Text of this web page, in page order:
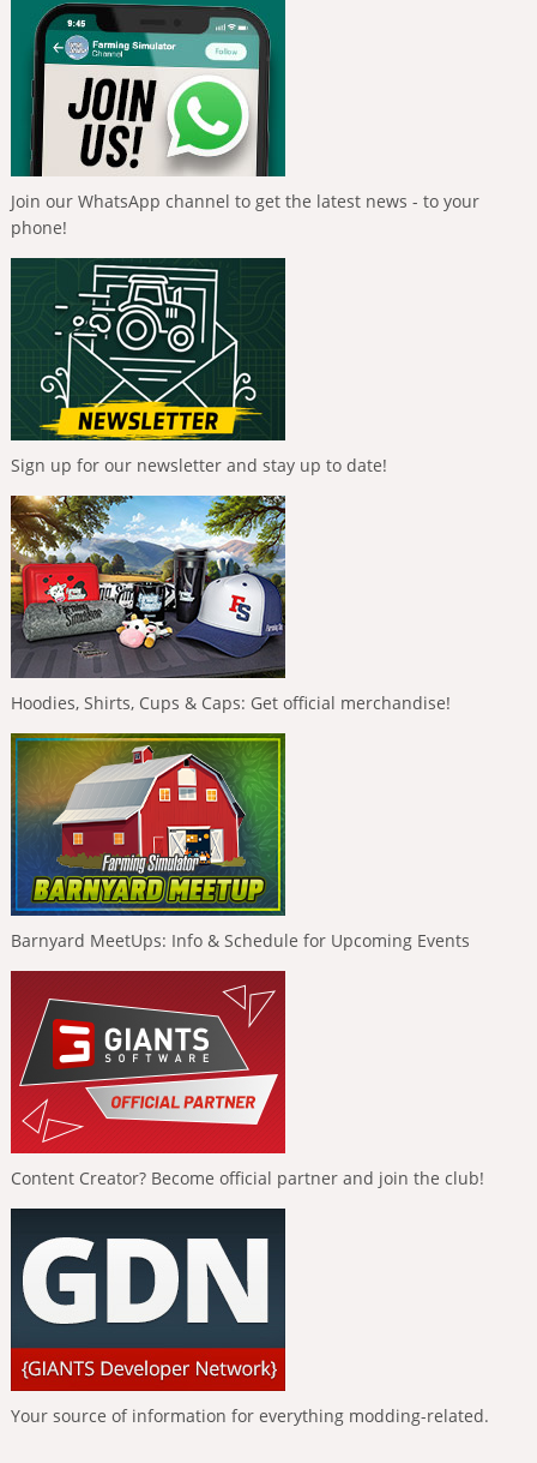
Join our WhatsApp channel to get the latest news - to your
phone!
Sign up for our newsletter and stay up to date!
Hoodies, Shirts, Cups & Caps: Get official merchandise!
Barnyard MeetUps: Info & Schedule for Upcoming Events
Content Creator? Become official partner and join the club!
Your source of information for everything modding-related.